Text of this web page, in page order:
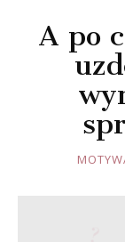
A po
JOULE